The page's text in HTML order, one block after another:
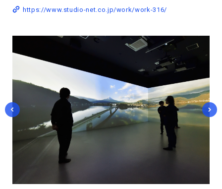
https://www.studio-net.co.jp/work/work-316/